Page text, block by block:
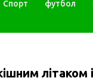
Спорт футбол